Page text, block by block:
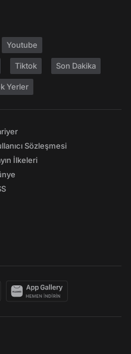
Youtube
Tiktok Son Dakika
Yerler
Sözleşmesi
İlkeleri